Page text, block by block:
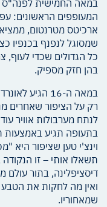
במאה החמישית לפנה"ס
המעופפים הראשונים:
ארכיטס מטרנטום, ממציא
שמסוגל לנפנף בכנפיו
כל הגדולים שכדי לעוף,
בהן חזק מספיק.
במאה ה-16
רק על הציפור שאחרים
לנתח מערבולות אוויר
בתעופה תגיע באמצעות
וינצ'י טען שציפור היא
תשאלו אותי – זו
דיסציפלינה, בתור
ואין מה לחקות את
שמאחוריו.